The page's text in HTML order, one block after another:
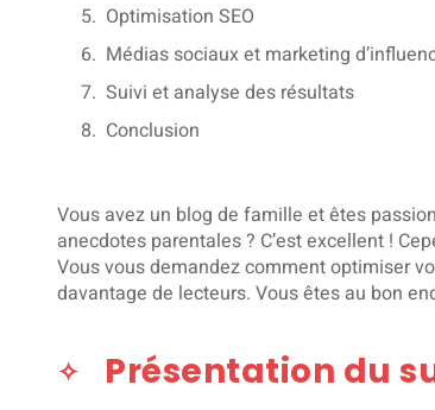
Optimisation SEO
Médias sociaux et marketing
Suivi et analyse des résultats
Conclusion
Vous avez un blog de famille et êtes
anecdotes parentales ? C’est excellent !
Vous vous demandez comment optimiser
davantage de lecteurs. Vous êtes au bon
Présentation du